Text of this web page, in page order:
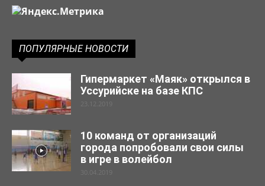
ПОПУЛЯРНЫЕ НОВОСТИ
Гипермаркет «Маяк» открылся в
Уссурийске на базе КПС
23.12.2019
10 команд от организаций
города попробовали свои силы
в игре в волейбол
30.04.2019